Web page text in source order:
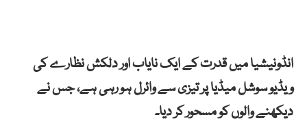
انڈونیشیا میں قدرت کے ایک نایاب اور دلکش نظارے کی
ویڈیو سوشل میڈیا پر تیزی سے وائرل ہو رہی ہے، جس نے
دیکھنے والوں کو مسحور کر دیا۔